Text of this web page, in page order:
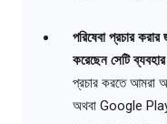
পরিষেবা প্রচার
করেছেন সেটি
প্রচার করতে আমরা
অথবা Google